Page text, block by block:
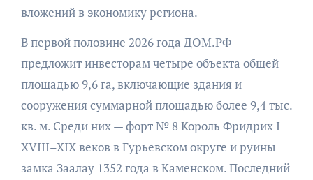
вложений в экономику региона.
В первой половине 2026 года ДОМ.РФ
предложит инвесторам четыре объекта общей
площадью 9,6 га, включающие здания и
сооружения суммарной площадью более 9,4 тыс.
кв. м. Среди них — форт № 8 Король Фридрих I
XVIII–XIX веков в Гурьевском округе и руины
замка Заалау 1352 года в Каменском. Последний